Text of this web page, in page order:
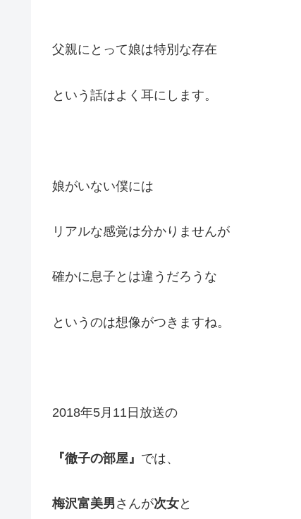
父親にとって娘は特別な存在
という話はよく耳にします。
娘がいない僕には
リアルな感覚は分かりませんが
確かに息子とは違うだろうな
というのは想像がつきますね。
2018年5月11日放送の
『徹子の部屋』 では、
梅沢富美男 さんが次女と